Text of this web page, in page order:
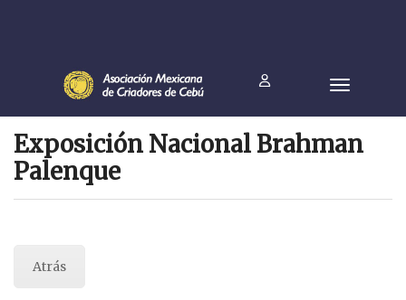
Exposición Nacional Brahman
Palenque
Atrás